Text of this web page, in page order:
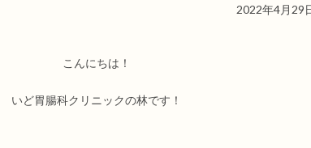
2022年4月29
こんにちは！
いど胃腸科クリニックの林です！